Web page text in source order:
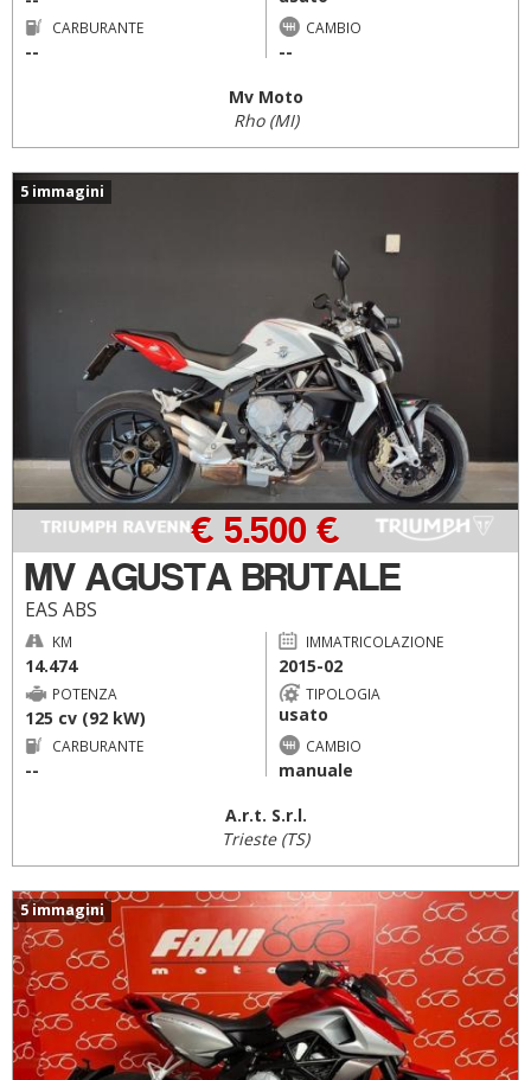
CARBURANTE
--
CAMBIO
--
Mv Moto
Rho (MI)
5 immagini
MV AGUSTA BRUTALE
EAS ABS
€ 5.500 €
KM
14.474
IMMATRICOLAZIONE
2015-02
POTENZA
125 cv (92 kW)
TIPOLOGIA
usato
CARBURANTE
--
CAMBIO
manuale
A.r.t. S.r.l.
Trieste (TS)
5 immagini